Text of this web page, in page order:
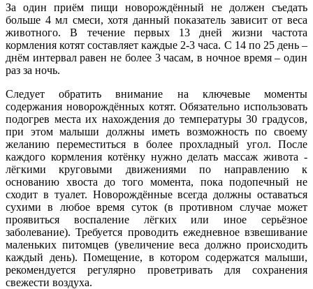
За один приём пищи новорождённый не должен съедать
больше 4 мл смеси, хотя данный показатель зависит от веса
животного. В течение первых 13 дней жизни частота
кормления котят составляет каждые 2-3 часа. С 14 по 25 день –
днём интервал равен не более 3 часам, в ночное время – один
раз за ночь.
Следует обратить внимание на ключевые моменты
содержания новорождённых котят. Обязательно использовать
подогрев места их нахождения до температуры 30 градусов,
при этом малыши должны иметь возможность по своему
желанию переместиться в более прохладный угол. После
каждого кормления котёнку нужно делать массаж живота -
лёгкими круговыми движениями по направлению к
основанию хвоста до того момента, пока подопечный не
сходит в туалет. Новорождённые всегда должны оставаться
сухими в любое время суток (в противном случае может
проявиться воспаление лёгких или иное серьёзное
заболевание). Требуется проводить ежедневное взвешивание
маленьких питомцев (увеличение веса должно происходить
каждый день). Помещение, в котором содержатся малыши,
рекомендуется регулярно проветривать для сохранения
свежести воздуха.